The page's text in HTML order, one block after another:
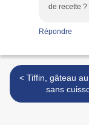
de recette ?
Répondre
< Tiffin, gâteau au chocolat
sans